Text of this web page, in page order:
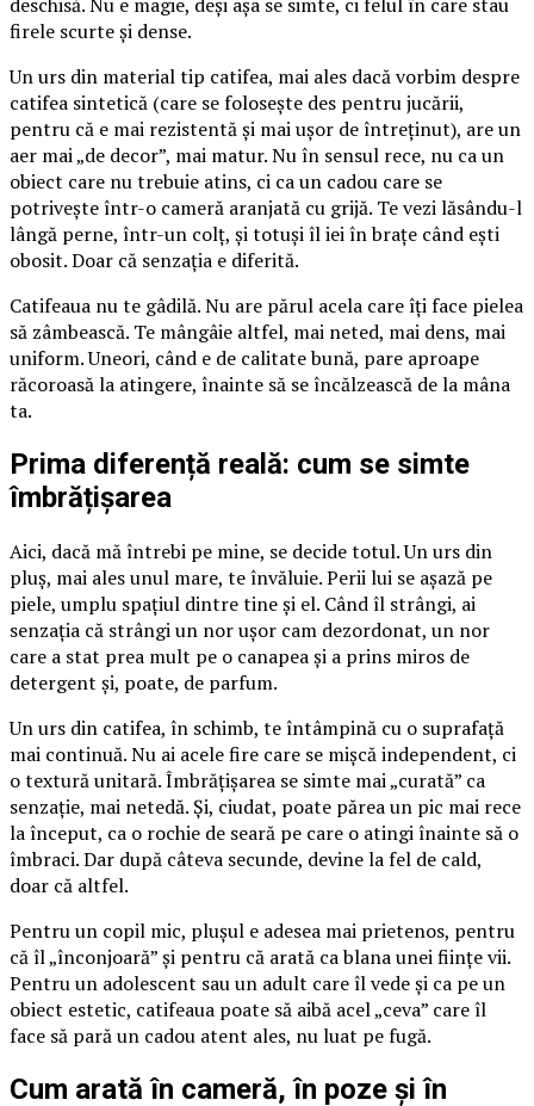
firele scurte și dense.
Un urs din material tip catifea, mai ales dacă vorbim despre
catifea sintetică (care se folosește des pentru jucării,
pentru că e mai rezistentă și mai ușor de întreținut), are un
aer mai „de decor”, mai matur. Nu în sensul rece, nu ca un
obiect care nu trebuie atins, ci ca un cadou care se
potrivește într-o cameră aranjată cu grijă. Te vezi lăsându-l
lângă perne, într-un colț, și totuși îl iei în brațe când ești
obosit. Doar că senzația e diferită.
Catifeaua nu te gâdilă. Nu are părul acela care îți face pielea
să zâmbească. Te mângâie altfel, mai neted, mai dens, mai
uniform. Uneori, când e de calitate bună, pare aproape
răcoroasă la atingere, înainte să se încălzească de la mâna
ta.
Prima diferență reală: cum se simte
îmbrățișarea
Aici, dacă mă întrebi pe mine, se decide totul. Un urs din
pluș, mai ales unul mare, te învăluie. Perii lui se așază pe
piele, umplu spațiul dintre tine și el. Când îl strângi, ai
senzația că strângi un nor ușor cam dezordonat, un nor
care a stat prea mult pe o canapea și a prins miros de
detergent și, poate, de parfum.
Un urs din catifea, în schimb, te întâmpină cu o suprafață
mai continuă. Nu ai acele fire care se mișcă independent, ci
o textură unitară. Îmbrățișarea se simte mai „curată” ca
senzație, mai netedă. Și, ciudat, poate părea un pic mai rece
la început, ca o rochie de seară pe care o atingi înainte să o
îmbraci. Dar după câteva secunde, devine la fel de cald,
doar că altfel.
Pentru un copil mic, plușul e adesea mai prietenos, pentru
că îl „înconjoară” și pentru că arată ca blana unei ființe vii.
Pentru un adolescent sau un adult care îl vede și ca pe un
obiect estetic, catifeaua poate să aibă acel „ceva” care îl
face să pară un cadou atent ales, nu luat pe fugă.
Cum arată în cameră, în poze și în